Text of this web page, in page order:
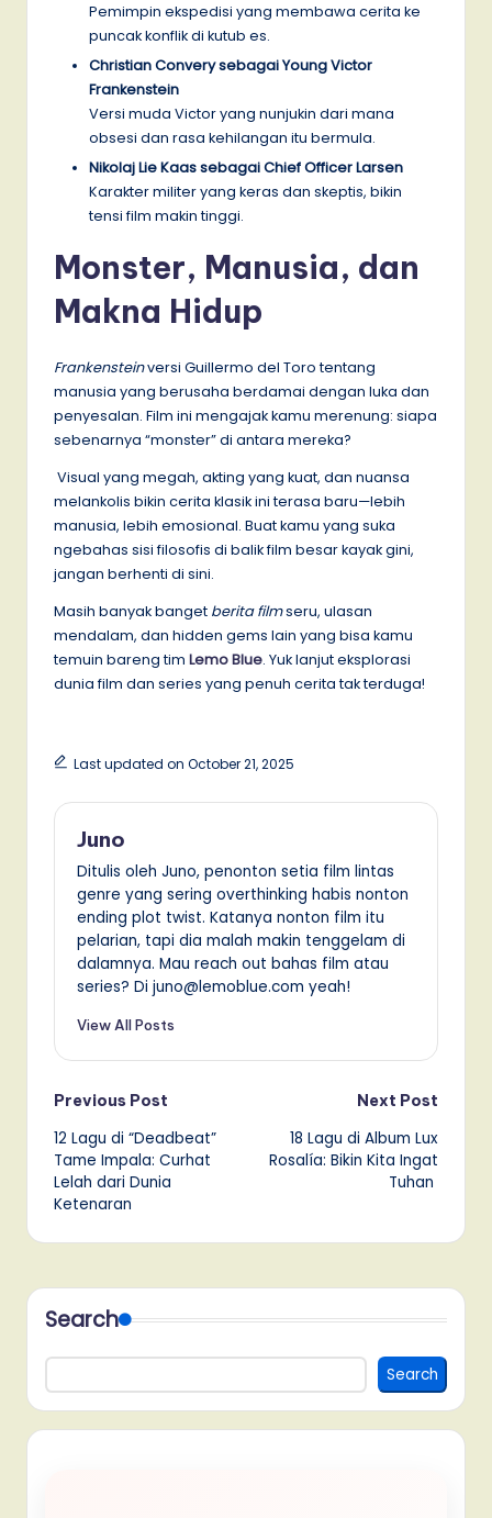
Pemimpin ekspedisi yang membawa cerita ke
puncak konflik di kutub es.
Christian Convery sebagai Young Victor
Frankenstein
Versi muda Victor yang nunjukin dari mana
obsesi dan rasa kehilangan itu bermula.
Nikolaj Lie Kaas sebagai Chief Officer Larsen
Karakter militer yang keras dan skeptis, bikin
tensi film makin tinggi.
Monster, Manusia, dan
Makna Hidup
Frankensteinversi Guillermo del Toro tentang
manusia yang berusaha berdamai dengan luka dan
penyesalan. Film ini mengajak kamu merenung: siapa
sebenarnya “monster” di antara mereka?
Visual yang megah, akting yang kuat, dan nuansa
melankolis bikin cerita klasik ini terasa baru—lebih
manusia, lebih emosional. Buat kamu yang suka
ngebahas sisi filosofis di balik film besar kayak gini,
jangan berhenti di sini.
Masih banyak banget berita filmseru, ulasan
mendalam, dan hidden gems lain yang bisa kamu
temuin bareng tim Lemo Blue. Yuk lanjut eksplorasi
dunia film dan series yang penuh cerita tak terduga!
Last updated on October 21, 2025
Juno
Ditulis oleh Juno, penonton setia film lintas
genre yang sering overthinking habis nonton
ending plot twist. Katanya nonton film itu
pelarian, tapi dia malah makin tenggelam di
dalamnya. Mau reach out bahas film atau
series? Di juno@lemoblue.com yeah!
View All Posts
Post
navigation
Previous Post
12 Lagu di “Deadbeat”
Tame Impala: Curhat
Lelah dari Dunia
Ketenaran
Next Post
18 Lagu di Album Lux
Rosalía: Bikin Kita Ingat
Tuhan
Search
Search